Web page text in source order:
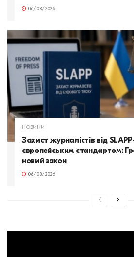
06/08/2026
НОВИНИ
Захист журналістів від
європейським стандартом:
новий закон
06/08/2026